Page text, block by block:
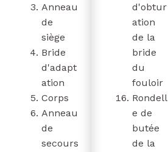
Anneau
de
siège
Bride
d'adapt
ation
Corps
Anneau
de
secours
d'obtur
ation
de la
bride
du
fouloir
Rondell
e de
butée
de la